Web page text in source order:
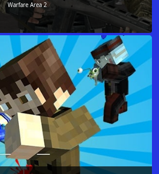
Warfare Area 2